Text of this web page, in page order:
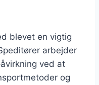
blevet en vigtig
arbejder
ved at
og